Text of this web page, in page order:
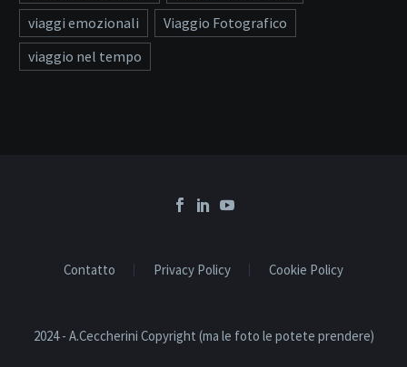
viaggi emozionali
Viaggio Fotografico
viaggio nel tempo
Contatto Privacy Policy Cookie Policy
2024 - A.Ceccherini Copyright (ma le foto le potete prendere)